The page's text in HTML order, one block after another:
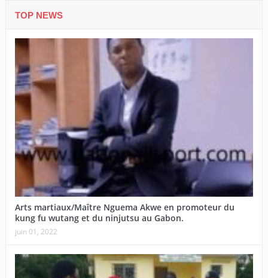
TOP NEWS
Arts martiaux/Maître Nguema Akwe en promoteur du
kung fu wutang et du ninjutsu au Gabon.
juin 01, 2022